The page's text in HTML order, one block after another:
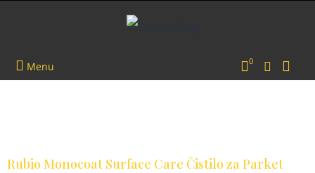
Menu 0
Rubio Monocoat Surface Care Čistilo za Parket